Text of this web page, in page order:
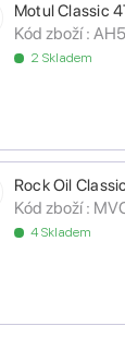
Motul Classic
Kód zboží :
2 Skladem
Rock Oil
Kód zboží :
4 Skladem